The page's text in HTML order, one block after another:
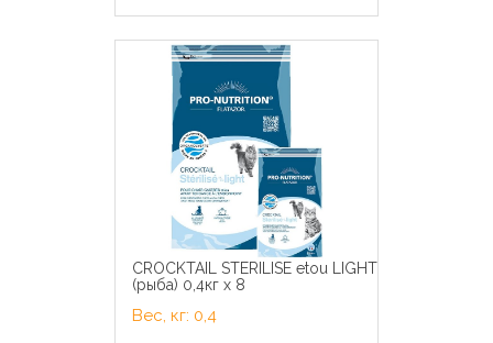
CROCKTAIL STERILISE etou LIGHT
(рыба) 0,4кг х 8
Вес, кг: 0,4